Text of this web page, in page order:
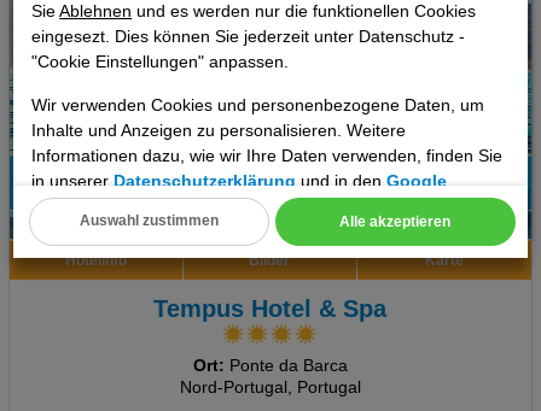
SieAblehnen und es werden nur die funktionellen Cookies
eingesezt. Dies können Sie jederzeit unter Datenschutz -
"Cookie Einstellungen" anpassen.
Wir verwenden Cookies und personenbezogene Daten, um
Inhalte und Anzeigen zu personalisieren. Weitere
Informationen dazu, wie wir Ihre Daten verwenden, finden Sie
in unsererDatenschutzerklärung und in denGoogle
Datenschutz- und Nutzungsbedingungen
Cookie Einstellungen
Social Media Cookies
Alle akzeptieren
Auswahl zustimmen
2
100%
Empfehlung
Hotelinfo Bilder Karte
Tempus Hotel & Spa
Ort: Ponte da Barca
Nord-Portugal, Portugal